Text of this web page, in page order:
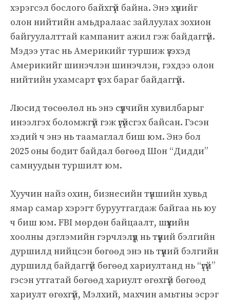
хэрэгсэл бослого байхгүй байна. Энэ хүнийг
олон нийтийн амьдралаас зайлуулах зохион
байгуулалттай кампанит ажил гэж байдаггүй.
Мэдээ утас нь Америкийг туршиж үзэхэд
Америкийг шинэчлэн шинэчлэн, гэхдээ олон
нийтийн ухамсарт үүсэх бараг байдаггүй.
Люсид төсөөлөл нь энэ сүүлчийн хувилбарыг
инээлгэх боломжгүй гэж үгүйсгэх байсан. Гэсэн
хэдий ч энэ нь таамаглал биш юм. Энэ бол
2025 оны бодит байдал бөгөөд Шон “Дидди”
самнуудын туршилт юм.
Хуучин найз охин, бизнесийн түншийн хувьд
ямар самар хэрэгт буруутгагдаж байгаа нь юу
ч биш юм. FBI мөрдөн байцаалт, шүүхийн
хоолны дэглэмийн гэрчлэлүүд нь түүний бэлгийн
дуршилд нийцсэн бөгөөд энэ нь түүний бэлгийн
дуршилд байдаггүй бөгөөд хариултанд нь “үгүй”
гэсэн утгатай бөгөөд хариулт өгөхгүй бөгөөд
хариулт өгөхгүй, Мэлхий, махчин амьтны эсрэг